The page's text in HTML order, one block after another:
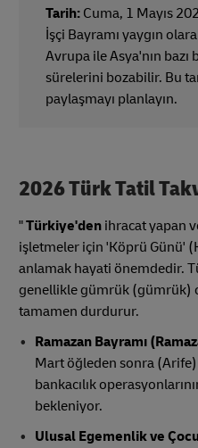
Tarih: Cuma, 1 Mayıs
İşçi Bayramı yaygın
Avrupa ile Asya'nın
sürelerini bozabilir. Bu
paylaşmayı planlayın.
2026 Türk Tatil
"Türkiye'den ihracat yapan
işletmeler için 'Köprü Günü'
anlamak hayati önemdedir.
genellikle gümrük (gümrük)
tamamen durdurur.
Ramazan Bayramı
Mart öğleden sonra
bankacılık
bekleniyor.
Ulusal Egemenlik ve